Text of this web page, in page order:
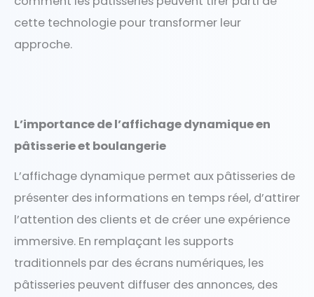
cette technologie pour transformer leur
approche.
L’importance de l’affichage dynamique en
pâtisserie et boulangerie
L’affichage dynamique permet aux pâtisseries de
présenter des informations en temps réel, d’attirer
l’attention des clients et de créer une expérience
immersive. En remplaçant les supports
traditionnels par des écrans numériques, les
pâtisseries peuvent diffuser des annonces, des